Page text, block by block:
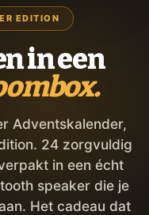
EDITION
in een
Adventskalender,
24 zorgvuldig
in een écht
speaker die je
Het cadeau dat